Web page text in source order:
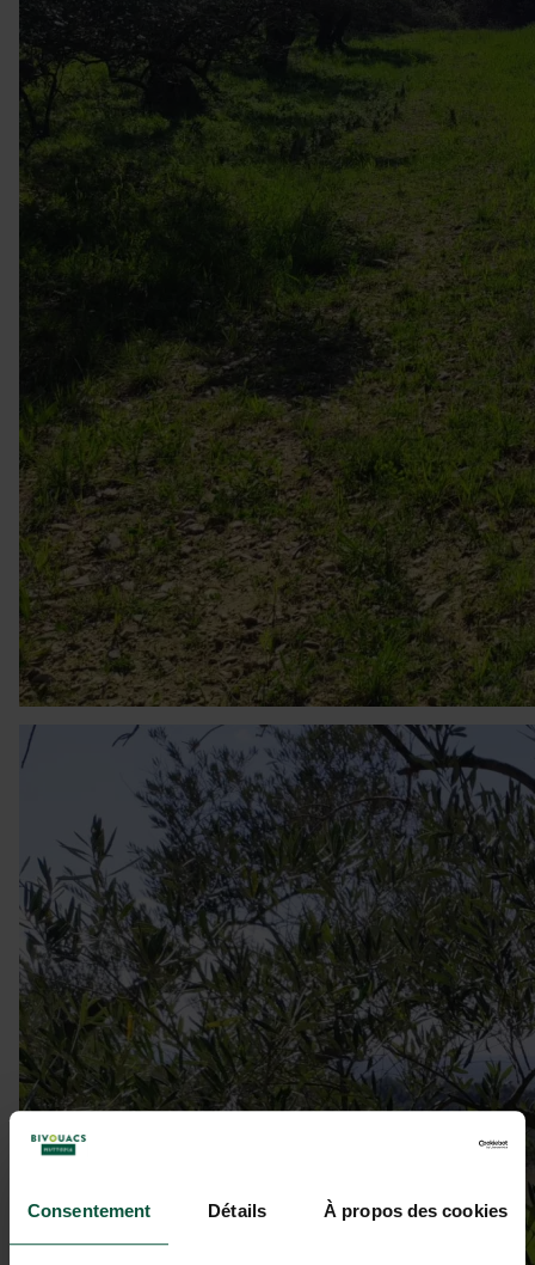
Consentement Détails À propos des cookies